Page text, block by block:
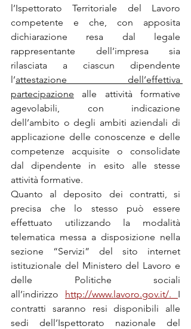
l’Ispettorato Territoriale del Lavoro
competente e che, con apposita
dichiarazione resa dal legale
rappresentante dell’impresa sia
rilasciata a ciascun dipendente
l’attestazione dell’effettiva
partecipazione alle attività formative
agevolabili, con indicazione
dell’ambito o degli ambiti aziendali di
applicazione delle conoscenze e delle
competenze acquisite o consolidate
dal dipendente in esito alle stesse
attività formative.
Quanto al deposito dei contratti, si
precisa che lo stesso può essere
effettuato utilizzando la modalità
telematica messa a disposizione nella
sezione “Servizi” del sito internet
istituzionale del Ministero del Lavoro e
delle Politiche sociali
all’indirizzo http://www.lavoro.gov.it/. I
contratti saranno resi disponibili alle
sedi dell’Ispettorato nazionale del